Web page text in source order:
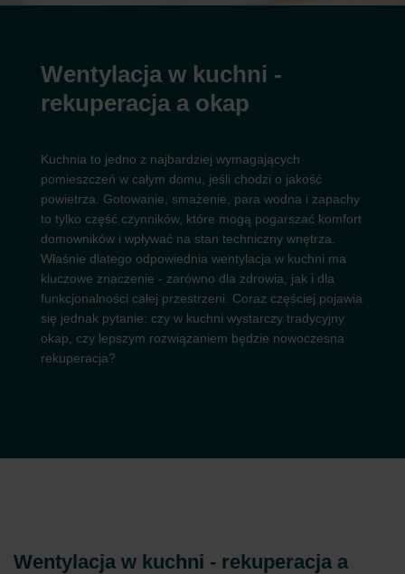
Wentylacja w kuchni -
rekuperacja a okap
Kuchnia to jedno z najbardziej wymagających
pomieszczeń w całym domu, jeśli chodzi o jakość
powietrza. Gotowanie, smażenie, para wodna i zapachy
to tylko część czynników, które mogą pogarszać komfort
domowników i wpływać na stan techniczny wnętrza.
Właśnie dlatego odpowiednia wentylacja w kuchni ma
kluczowe znaczenie - zarówno dla zdrowia, jak i dla
funkcjonalności całej przestrzeni. Coraz częściej pojawia
się jednak pytanie: czy w kuchni wystarczy tradycyjny
okap, czy lepszym rozwiązaniem będzie nowoczesna
rekuperacja?
Wentylacja w kuchni - rekuperacja a